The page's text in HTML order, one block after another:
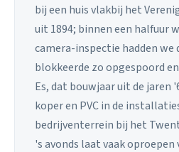
bij een huis vlakbij het
uit 1894; binnen een halfuur
camera-inspectie hadden we
blokkeerde zo opgespoord
Es, dat bouwjaar uit de jaren
koper en PVC in de
bedrijventerrein bij het
's avonds laat vaak